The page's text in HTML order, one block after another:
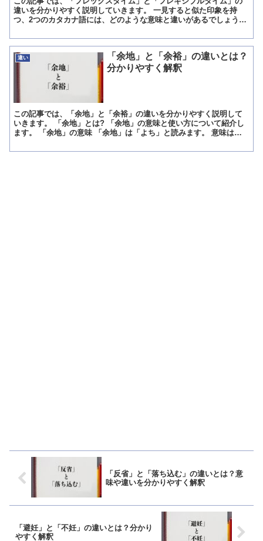
違いを分かりやすく説明していきます。 一見すると似た印象を持
つ、2つのカタカナ語には、どのような意味と違いがあるでしょう
違い
「余地」と「余裕」の違いとは？
分かりやすく解釈
この記事では、「余地」と「余裕」の違いを分かりやすく説明して
いきます。 「余地」とは? 「余地」の意味と使い方について紹介し
ます。 「余地」の意味 「余地」は「よち」と読みます。 意味は
「反省」と「落ち込む」の違いとは？意
味や違いを分かりやすく解釈
「避妊」と「不妊」の違いとは？分かり
やすく解釈